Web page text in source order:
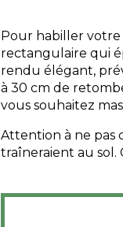
Pour habiller
rectangulaire qui
rendu élégant,
à 30 cm de
vous souhaitez
Attention à ne pas
traîneraient au sol.